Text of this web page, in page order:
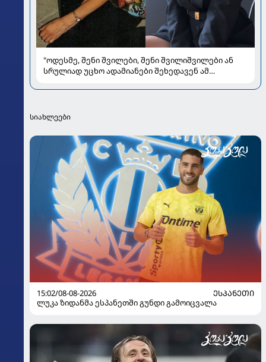
"ოდესმე, შენი შვილები, შენი შვილიშვილები ან
სრულიად უცხო ადამიანები შეხედავენ ამ
ყიფშიძეზე
სიახლეები
15:02/08-08-2026
ᲔᲡᲞᲐᲜᲔᲗᲘ
ლუკა ზიდანმა ესპანეთში გუნდი გამოიცვალა